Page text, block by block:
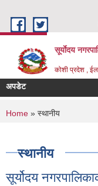
सूर्याेदय
कोशी प्रदेश ,
अपडेट
You are here
Home » स्थानीय
स्थानीय
सूर्योदय